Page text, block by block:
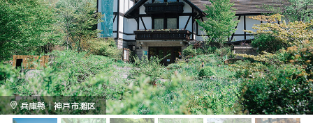
兵庫縣｜神戸市灘区